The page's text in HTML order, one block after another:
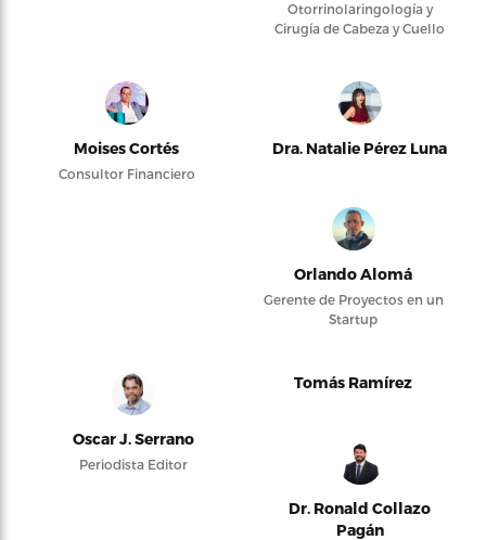
Otorrinolaringología y
Cirugía de Cabeza y Cuello
Moises Cortés
Consultor Financiero
Dra. Natalie Pérez Luna
Orlando Alomá
Gerente de Proyectos en un
Startup
Oscar J. Serrano
Periodista Editor
Tomás Ramírez
Dr. Ronald Collazo
Pagán